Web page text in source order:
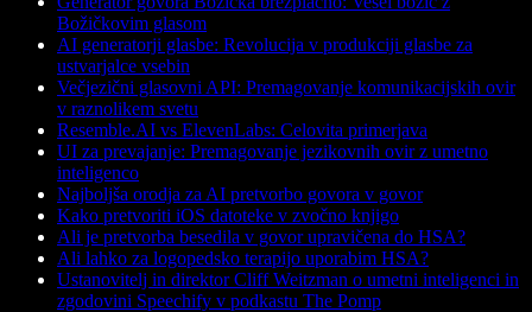
Božičkovim glasom
AI generatorji glasbe: Revolucija v produkciji glasbe za
ustvarjalce vsebin
Večjezični glasovni API: Premagovanje komunikacijskih ovir
v raznolikem svetu
Resemble.AI vs ElevenLabs: Celovita primerjava
UI za prevajanje: Premagovanje jezikovnih ovir z umetno
inteligenco
Najboljša orodja za AI pretvorbo govora v govor
Kako pretvoriti iOS datoteke v zvočno knjigo
Ali je pretvorba besedila v govor upravičena do HSA?
Ali lahko za logopedsko terapijo uporabim HSA?
Ustanovitelj in direktor Cliff Weitzman o umetni inteligenci in
zgodovini Speechify v podkastu The Pomp